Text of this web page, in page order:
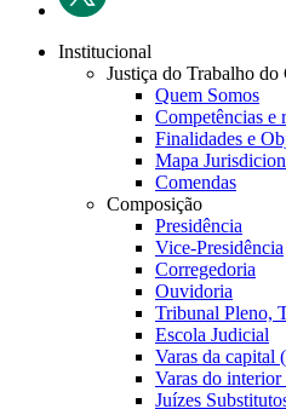
Institucional
Justiça do Trabalho do
Quem Somos
Competências e
Finalidades e
Mapa
Comendas
Composição
Presidência
Vice-Presidência
Corregedoria
Ouvidoria
Tribunal Pleno,
Escola Judicial
Varas da capital
Varas do
Juízes